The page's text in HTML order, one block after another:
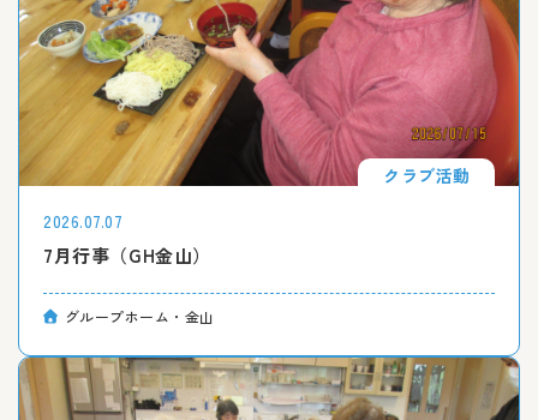
クラブ活動
2026.07.07
7月行事（GH金山）
グループホーム・金山